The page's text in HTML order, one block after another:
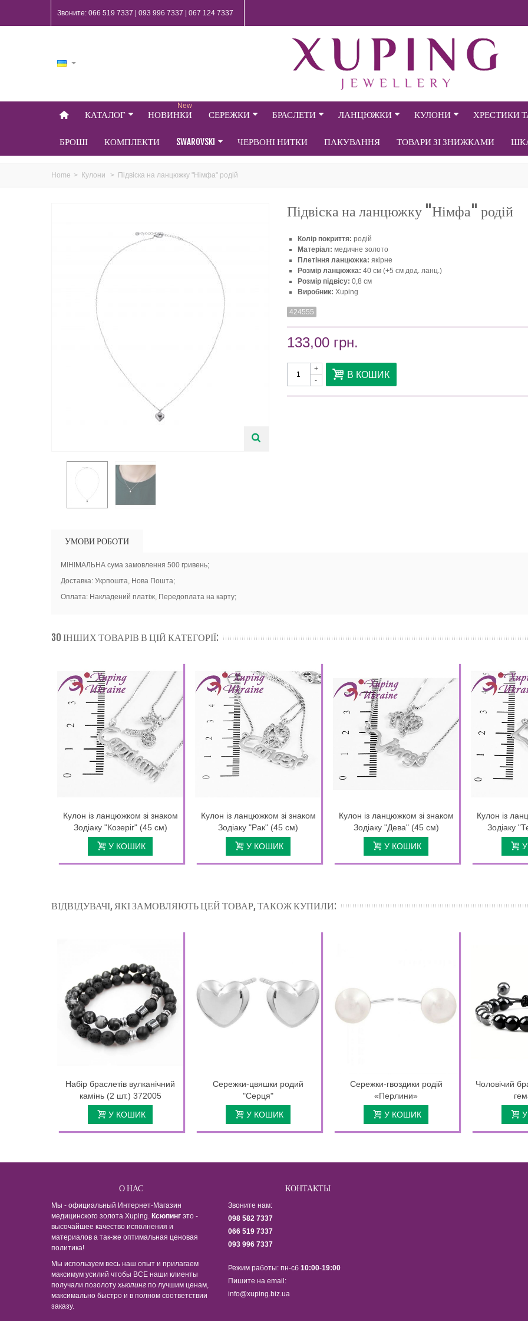
Звоните: 066 519 7337 | 093 996 7337 | 067 124 7337
КАТАЛОГ НОВИНКИ
New
СЕРЕЖКИ БРАСЛЕТИ ЛАНЦЮЖКИ КУЛОНИ ХРЕСТИКИ
БРОШІ КОМПЛЕКТИ SWAROVSKI ЧЕРВОНІ НИТКИ ПАКУВАННЯ ТОВАРИ ЗІ ЗНИЖКАМИ
Home > Кулони > Підвіска на ланцюжку "Німфа" родій
Підвіска на ланцюжку "Німфа" родій
Колір покриття: родій
Матеріал: медичне золото
Плетіння ланцюжка: якірне
Розмір ланцюжка: 40 см (+5 см дод. ланц.)
Розмір підвісу: 0,8 см
Виробник: Xuping
424555
133,00 грн.
-
+ В КОШИК
УМОВИ РОБОТИ
МІНІМАЛЬНА сума замовлення 500 гривень;
Доставка: Укрпошта, Нова Пошта;
Оплата: Накладений платіж, Передоплата на карту;
30 ІНШИХ ТОВАРІВ В ЦІЙ КАТЕГОРІЇ:
Кулон із ланцюжком зі знаком
Зодіаку "Козеріг" (45 см)
У КОШИК
Кулон із ланцюжком зі знаком
Зодіаку "Рак" (45 см)
У КОШИК
Кулон із ланцюжком зі знаком
Зодіаку "Дева" (45 см)
У КОШИК
Кулон із
Зодіаку
ВІДВІДУВАЧІ, ЯКІ ЗАМОВЛЯЮТЬ ЦЕЙ ТОВАР, ТАКОЖ КУПИЛИ:
Набір браслетів вулканічний
камінь (2 шт.) 372005
У КОШИК
Сережки-цвяшки родий
"Серця"
У КОШИК
Сережки-гвоздики родій
«Перлини»
У КОШИК
Чоловічий
О НАС
Мы - официальный Интернет-Магазин
медицинского золота Xuping. Ксюпинг это -
высочайшее качество исполнения и
материалов а так-же оптимальная ценовая
политика!
Мы используем весь наш опыт и прилагаем
максимум усилий чтобы ВСЕ наши клиенты
получали позолотухьюпинг по лучшим ценам,
максимально быстро и в полном соответствии
заказу.
КОНТАКТЫ
Звоните нам:
098 582 7337
066 519 7337
093 996 7337
Режим работы: пн-сб 10:00-19:00
Пишите на email:
info@xuping.biz.ua